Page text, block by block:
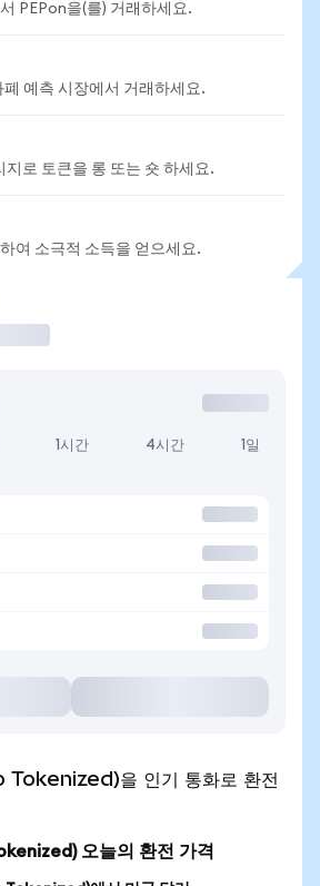
PEPon을(를) 거래하세요.
폐 예측 시장에서 거래하세요.
지로 토큰을 롱 또는 숏 하세요.
여 소극적 소득을 얻으세요.
1시간 4시간 1일
을 인기 통화로 환전
오늘의 환전 가격